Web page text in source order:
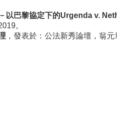
以巴黎協定下的Urgenda v.
。
，發表於：公法新秀論壇，翁